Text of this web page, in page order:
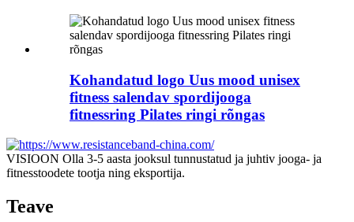
Kohandatud logo Uus mood unisex
fitness salendav spordijooga
fitnessring Pilates ringi rõngas
VISIOON Olla 3-5 aasta jooksul tunnustatud ja juhtiv jooga- ja
fitnesstoodete tootja ning eksportija.
Teave